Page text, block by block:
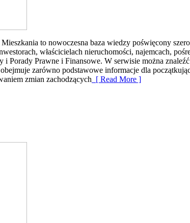
to nowoczesna baza wiedzy poświęcony
właścicielach nieruchomości, najemcach,
Prawne i Finansowe. W serwisie można
zarówno podstawowe informacje dla
zmian zachodzących [ Read More ]